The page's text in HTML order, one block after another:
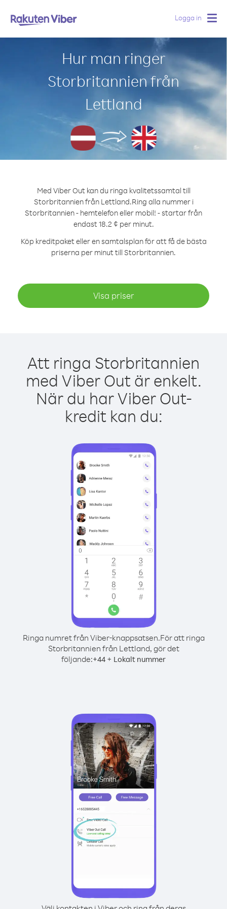
Logga in
Hur man ringer
Storbritannien från
Lettland
Med Viber Out kan du ringa kvalitetssamtal till
Storbritannien från Lettland.Ring alla nummer i
Storbritannien - hemtelefon eller mobil! - startar från
endast 18.2 ¢ per minut.
Köp kreditpaket eller en samtalsplan för att få de bästa
priserna per minut till Storbritannien.
Visa priser
Att ringa Storbritannien
med Viber Out är enkelt.
När du har Viber Out-
kredit kan du:
Ringa numret från Viber-knappsatsen.För att ringa
Storbritannien från Lettland, gör det
följande:+44 + Lokalt nummer